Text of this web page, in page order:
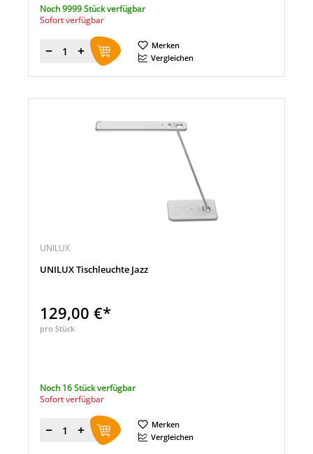
Noch 9999 Stück verfügbar
Sofort verfügbar
Menge
Merken
Vergleichen
UNILUX
UNILUX Tischleuchte Jazz
129,00 €*
pro Stück
Noch 16 Stück verfügbar
Sofort verfügbar
Menge
Merken
Vergleichen